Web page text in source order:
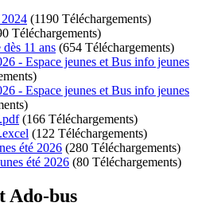
(1190 Téléchargements)
Téléchargements)
11 ans (654 Téléchargements)
- Espace jeunes et Bus info jeunes
- Espace jeunes et Bus info jeunes
(166 Téléchargements)
(122 Téléchargements)
été 2026 (280 Téléchargements)
été 2026 (80 Téléchargements)
Ado-bus